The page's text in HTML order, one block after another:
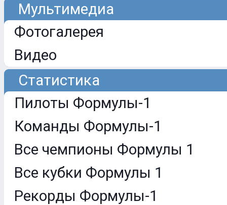
Мультимедиа
Фотогалерея
Видео
Статистика
Пилоты Формулы-1
Команды Формулы-1
Все чемпионы Формулы 1
Все кубки Формулы 1
Рекорды Формулы-1